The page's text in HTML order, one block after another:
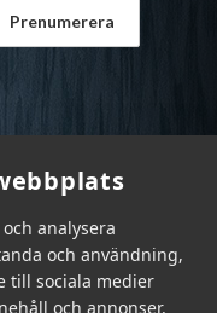
analysera
och användning,
till sociala medier
och annonser.